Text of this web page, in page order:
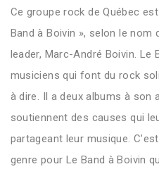
Ce groupe rock de Québec
Band à Boivin », selon le
leader, Marc-André Boivin. Le
musiciens qui font du rock
à dire. Il a deux albums à son
soutiennent des causes qui
partageant leur musique.
genre pour Le Band à Boivin